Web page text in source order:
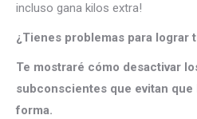
incluso gana kilos extra!
¿Tienes problemas para lograr
Te mostraré cómo desactivar
subconscientes que evitan que
forma.